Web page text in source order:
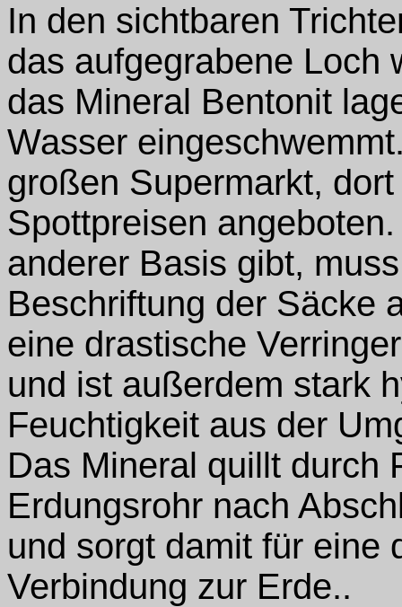
In den sichtbaren
das aufgegrabene Loch
das Mineral Bentonit
Wasser
großen Supermarkt,
Spottpreisen
anderer Basis gibt,
Beschriftung der Säcke
eine drastische
und ist außerdem stark
Feuchtigkeit aus der
Das Mineral quillt durch
Erdungsrohr nach
und sorgt damit für eine
Verbindung zur Erde..